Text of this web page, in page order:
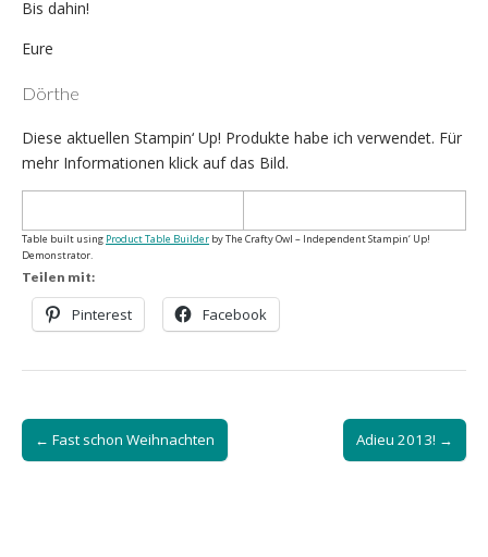
Bis dahin!
Eure
Dörthe
Diese aktuellen Stampin‘ Up! Produkte habe ich verwendet. Für
mehr Informationen klick auf das Bild.
Table built using Product Table Builder by The Crafty Owl – Independent Stampin‘ Up!
Demonstrator.
Teilen mit:
Pinterest Facebook
Post
navigation
← Fast schon Weihnachten Adieu 2013! →